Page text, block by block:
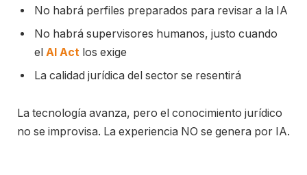
No habrá perfiles preparados para revisar a la IA
No habrá supervisores humanos, justo cuando
el AI Act los exige
La calidad jurídica del sector se resentirá
La tecnología avanza, pero el conocimiento jurídico
no se improvisa. La experiencia NO se genera por IA.